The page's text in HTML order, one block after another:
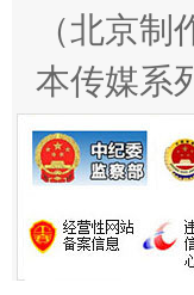
揭批美
（北京制
本传媒系